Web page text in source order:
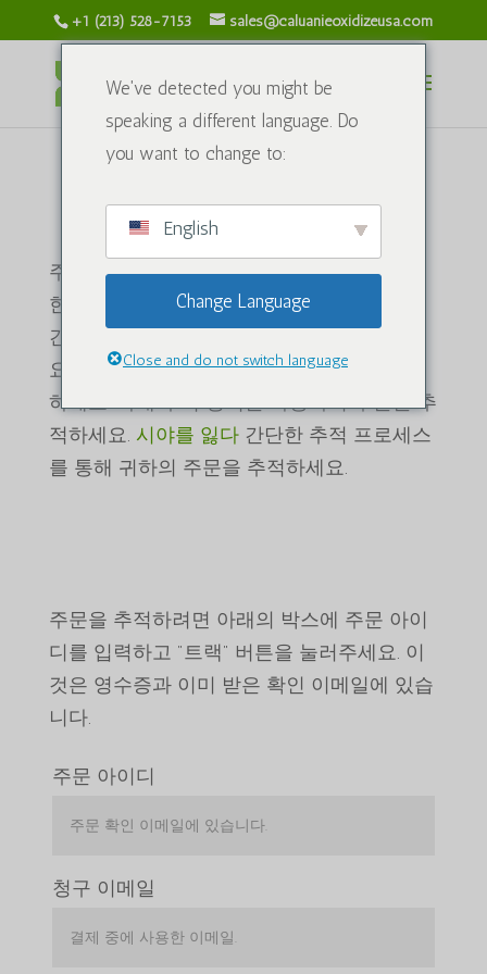
+1 (213) 528-7153 sales@caluanieoxidizeusa.com
주문 추적 방법
주문을 추적하세요칼루아니 산화 USA편리
한 이메일 및 주문 번호 추적 시스템을 통해
간편하게 배송 정보와 배송 상태를 확인하세
요. 배송 정보 및 배송 현황을 간편하게 확인
하세요. 아래 추적 양식을 사용하여 주문을 추
적하세요. 시야를 잃다간단한 추적 프로세스
를 통해 귀하의 주문을 추적하세요.
주문을 추적하려면 아래의 박스에 주문 아이
디를 입력하고 "트랙" 버튼을 눌러주세요. 이
것은 영수증과 이미 받은 확인 이메일에 있습
니다.
주문 아이디
청구 이메일
We've detected you might be
speaking a different language. Do
you want to change to:
English
Change Language
Close and do not switch language
Azərbaycan dili
Português do Brasil